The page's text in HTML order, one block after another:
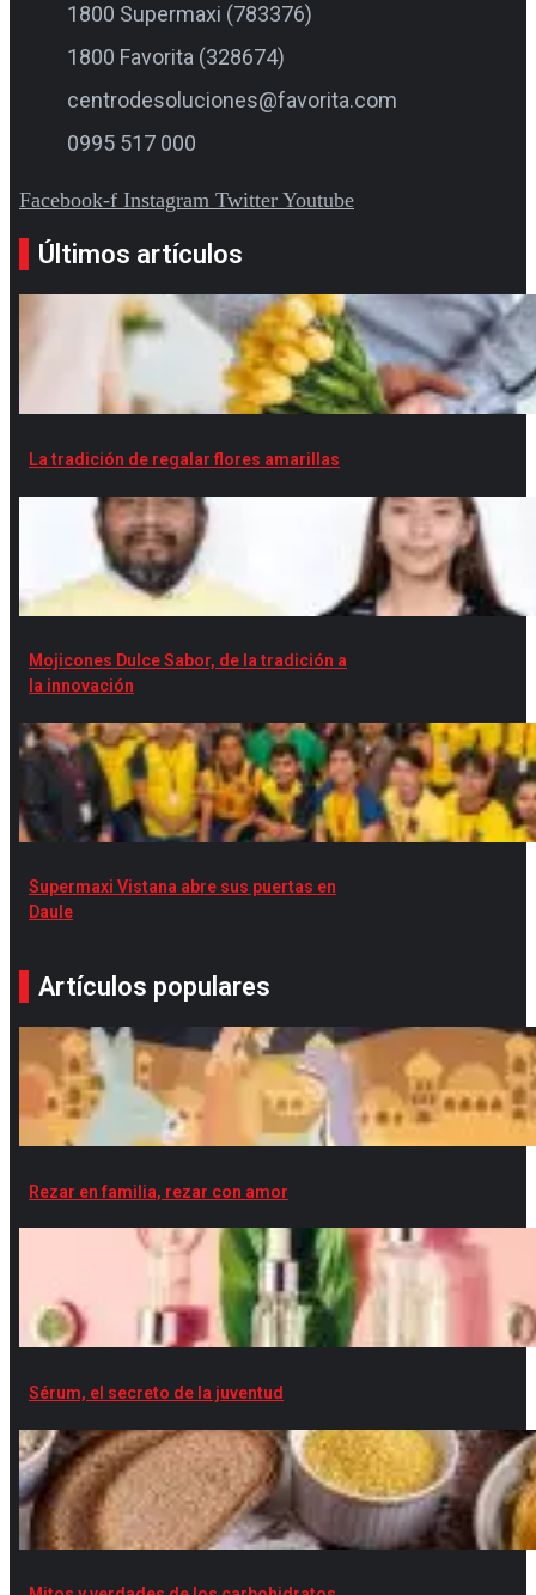
1800 Supermaxi (783376)
1800 Favorita (328674)
centrodesoluciones@favorita.com
0995 517 000
Facebook-f Instagram Twitter Youtube
Últimos artículos
La tradición de regalar flores amarillas
Mojicones Dulce Sabor, de la tradición a
la innovación
Supermaxi Vistana abre sus puertas en
Daule
Artículos populares
Rezar en familia, rezar con amor
Sérum, el secreto de la juventud